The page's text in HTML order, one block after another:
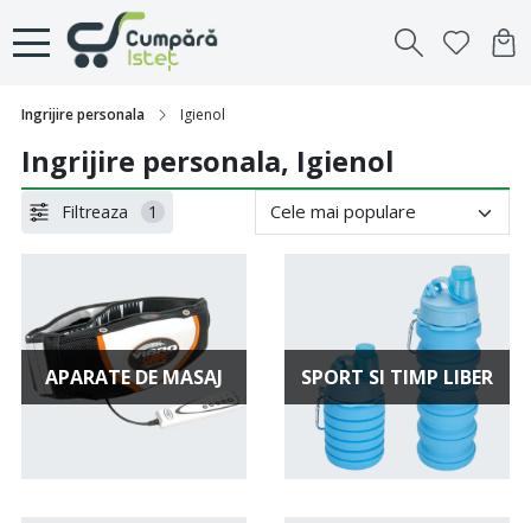
Ingrijire personala Igienol
Ingrijire personala, Igienol
Filtreaza 1
APARATE DE MASAJ SPORT SI TIMP LIBER